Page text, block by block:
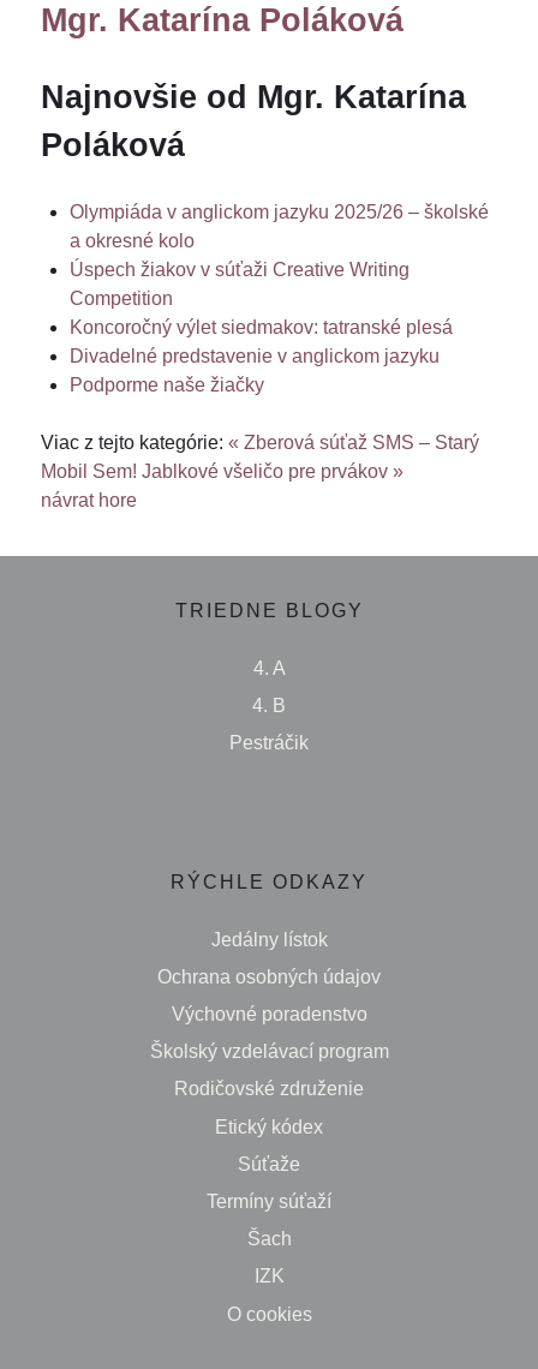
Mgr. Katarína Poláková
Najnovšie od Mgr. Katarína
Poláková
Olympiáda v anglickom jazyku 2025/26 – školské
a okresné kolo
Úspech žiakov v súťaži Creative Writing
Competition
Koncoročný výlet siedmakov: tatranské plesá
Divadelné predstavenie v anglickom jazyku
Podporme naše žiačky
Viac z tejto kategórie: « Zberová súťaž SMS – Starý
Mobil Sem! Jablkové všeličo pre prvákov »
návrat hore
TRIEDNE BLOGY
4. A
4. B
Pestráčik
RÝCHLE ODKAZY
Jedálny lístok
Ochrana osobných údajov
Výchovné poradenstvo
Školský vzdelávací program
Rodičovské združenie
Etický kódex
Súťaže
Termíny súťaží
Šach
IZK
O cookies